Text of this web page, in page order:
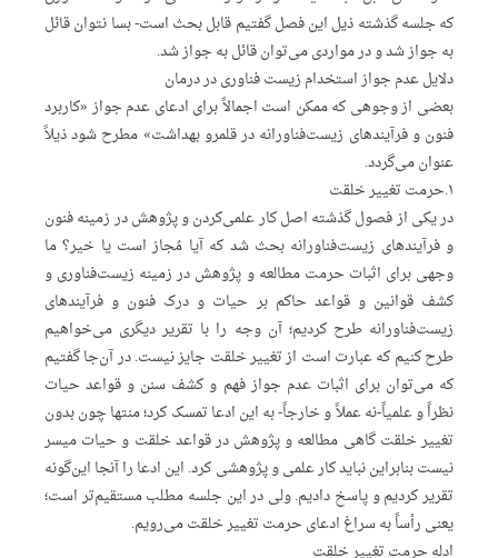
که جلسه گذشته ذیل این فصل گفتیم قابل بحث است- بسا نتوان قائل
به جواز شد و در مواردی می‌توان قائل به جواز شد.
دلایل عدم جواز استخدام زیست فناوری در درمان
بعضی از وجوهی که ممکن است اجمالاً برای ادعای عدم جواز «کاربرد
فنون و فرآیندهای زیست‌فناورانه در قلمرو بهداشت» مطرح ‌شود ذیلاً
عنوان می‌گردد.
۱.حرمت تغییر خلقت
در یکی از فصول گذشته اصل کار علمی‌کردن و پژوهش در زمینه فنون
و فرآیندهای زیست‌فناورانه بحث شد که آیا مُجاز است یا خیر؟ ما
وجهی برای اثبات حرمت مطالعه و پژوهش در زمینه زیست‌فناوری و
کشف قوانین و قواعد حاکم بر حیات و درک فنون و فرآیندهای
زیست‌فناورانه طرح کردیم؛ آن وجه را با تقریر دیگری می‌خواهیم
طرح کنیم که عبارت است از تغییر خلقت جایز نیست. در آن‌جا گفتیم
که می‌توان برای اثبات عدم جواز فهم و کشف سنن و قواعد حیات
نظراً و علمیاً-نه عملاً و خارجاً- به این ادعا تمسک کرد؛ منتها چون بدون
تغییر خلقت گاهی مطالعه و پژوهش در قواعد خلقت و حیات میسر
نیست بنابراین نباید کار علمی و پژوهشی کرد. این ادعا را آنجا این‌گونه
تقریر کردیم و پاسخ دادیم. ولی در این جلسه مطلب مستقیم‌تر است؛
یعنی رأساً به سراغ ادعای حرمت تغییر خلقت می‌رویم.
ادله حرمت تغییر خلقت